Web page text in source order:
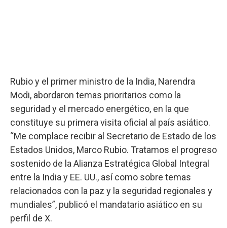
Rubio y el primer ministro de la India, Narendra
Modi, abordaron temas prioritarios como la
seguridad y el mercado energético, en la que
constituye su primera visita oficial al país asiático.
“Me complace recibir al Secretario de Estado de los
Estados Unidos, Marco Rubio. Tratamos el progreso
sostenido de la Alianza Estratégica Global Integral
entre la India y EE. UU., así como sobre temas
relacionados con la paz y la seguridad regionales y
mundiales”, publicó el mandatario asiático en su
perfil de X.